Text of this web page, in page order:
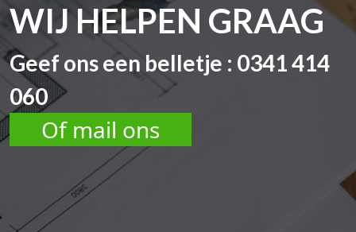
WIJ HELPEN GRAAG
Geef ons een belletje : 0341 414
060
Of mail ons